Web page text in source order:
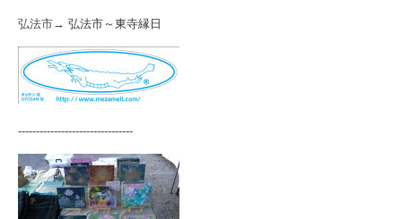
弘法市→ 弘法市～東寺縁日
--------------------------------